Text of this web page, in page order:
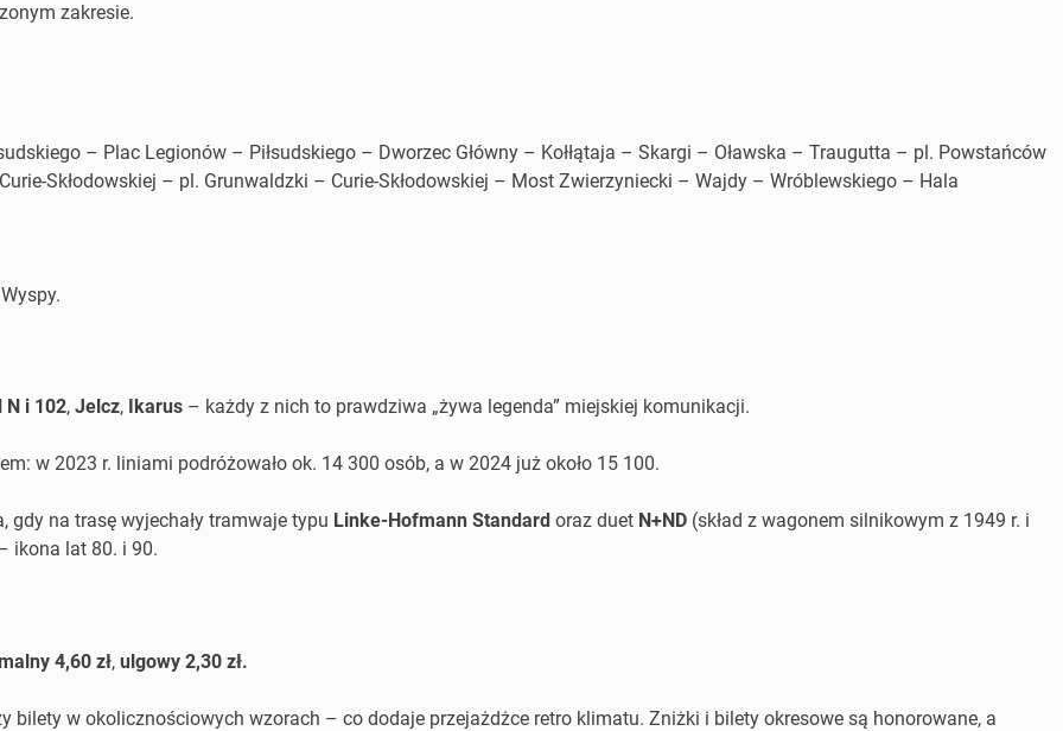
zakresie.
– Plac Legionów – Piłsudskiego – Dworzec Główny – Kołłątaja – Skargi – Oławska – Traugutta – pl. Powstańców
Skłodowskiej – pl. Grunwaldzki – Curie-Skłodowskiej – Most Zwierzyniecki – Wajdy – Wróblewskiego – Hala
N i 102, Jelcz, Ikarus – każdy z nich to prawdziwa „żywa legenda” miejskiej komunikacji.
w 2023 r. liniami podróżowało ok. 14 300 osób, a w 2024 już około 15 100.
gdy na trasę wyjechały tramwaje typu Linke-Hofmann Standard oraz duet N+ND (skład z wagonem silnikowym z 1949 r. i
ikona lat 80. i 90.
4,60 zł, ulgowy 2,30 zł.
bilety w okolicznościowych wzorach – co dodaje przejażdżce retro klimatu. Zniżki i bilety okresowe są honorowane, a